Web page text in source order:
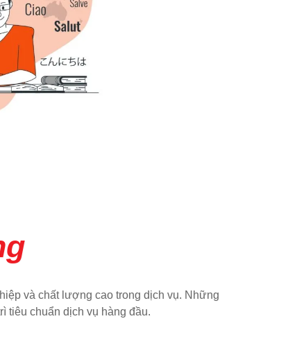
và chất lượng cao trong dịch vụ. Những
tiêu chuẩn dịch vụ hàng đầu.